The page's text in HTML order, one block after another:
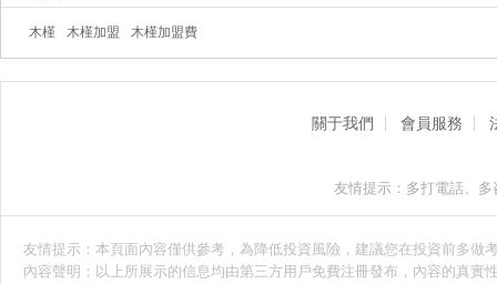
木槿 木槿加盟 木槿加盟費
關于我們 會員服務
友情提示：多打電話、
友情提示：本頁面內容僅供參考，為降低投資風險，建議您在投資前多
內容聲明：以上所展示的信息均由第三方用戶免費注冊發布，內容的真